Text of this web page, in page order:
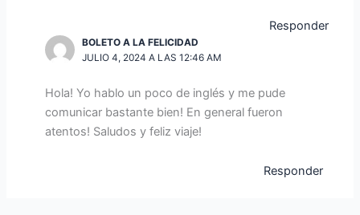
Responder
BOLETO A LA FELICIDAD
JULIO 4, 2024 A LAS 12:46 AM
Hola! Yo hablo un poco de inglés y me pude
comunicar bastante bien! En general fueron
atentos! Saludos y feliz viaje!
Responder